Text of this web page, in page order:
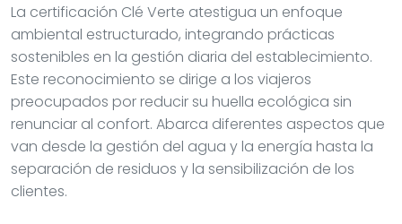
La certificación Clé Verte atestigua un enfoque
ambiental estructurado, integrando prácticas
sostenibles en la gestión diaria del establecimiento.
Este reconocimiento se dirige a los viajeros
preocupados por reducir su huella ecológica sin
renunciar al confort. Abarca diferentes aspectos que
van desde la gestión del agua y la energía hasta la
separación de residuos y la sensibilización de los
clientes.